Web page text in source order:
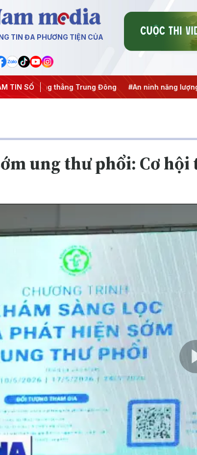
TIN ĐA PHƯƠNG TIỆN CỦA
TIN SỐ
thẳng Trung Đông #An ninh năng lượng #Bảo vệ
ung thư phổi: Cơ